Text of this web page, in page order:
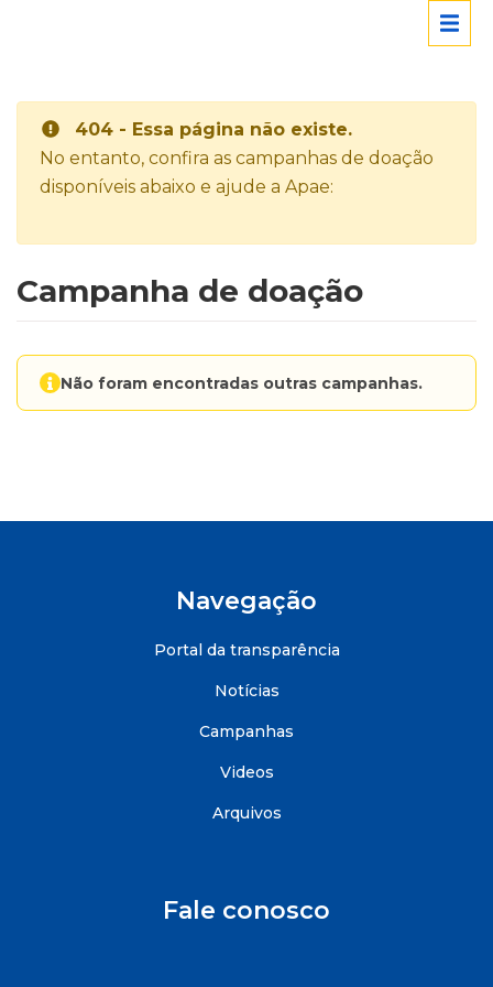
404 - Essa página não existe.
No entanto, confira as campanhas de doação
disponíveis abaixo e ajude a Apae:
Campanha de doação
Não foram encontradas outras campanhas.
Navegação
Portal da transparência
Notícias
Campanhas
Videos
Arquivos
Fale conosco